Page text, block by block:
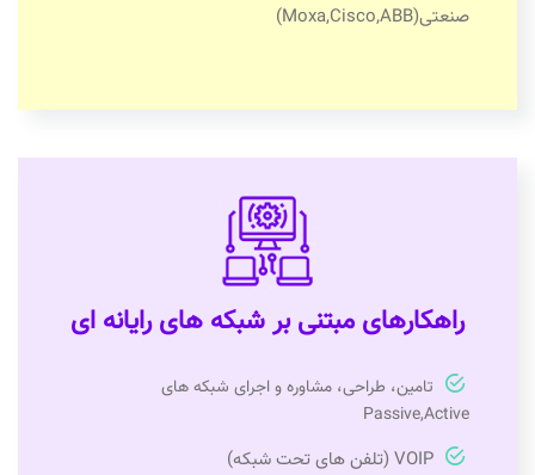
صنعتی(Moxa,Cisco,ABB)
راهکارهای مبتنی بر شبکه های رایانه ای
تامین، طراحی، مشاوره و اجرای شبکه های
Passive,Active
VOIP (تلفن های تحت شبکه)